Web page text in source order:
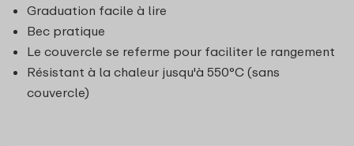
Graduation facile à lire
Bec pratique
Le couvercle se referme pour faciliter le rangement
Résistant à la chaleur jusqu'à 550°C (sans
couvercle)